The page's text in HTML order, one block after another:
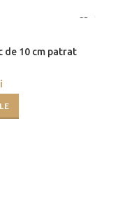
de 10 cm patrat